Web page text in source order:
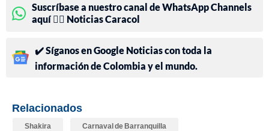
Suscríbase a nuestro canal de WhatsApp Channels
aquí 👉🏻 Noticias Caracol
✔️ Síganos en Google Noticias con toda la
información de Colombia y el mundo.
Relacionados
Shakira Carnaval de Barranquilla